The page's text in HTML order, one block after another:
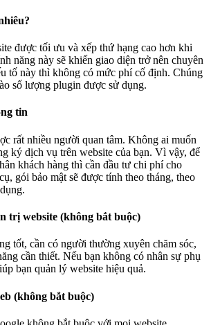
được tối ưu và xếp thứ hạng cao hơn khi
năng này sẽ khiến giao diện trở nên chuyên
tố này thì không có mức phí cố định. Chúng
số lượng plugin được sử dụng.
tin
rất nhiều người quan tâm. Không ai muốn
ký dịch vụ trên website của bạn. Vì vậy, để
khách hàng thì cần đầu tư chi phí cho
gói bảo mật sẽ được tính theo tháng, theo
trị website (không bắt buộc)
tốt, cần có người thường xuyên chăm sóc,
cần thiết. Nếu bạn không có nhân sự phụ
bạn quản lý website hiệu quả.
(không bắt buộc)